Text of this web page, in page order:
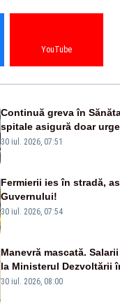
YouTube
Continuă greva în
spitale asigură doar
30 iul. 2026, 07:51
Fermierii ies în stradă,
Guvernului!
30 iul. 2026, 07:54
Manevră mascată.
la Ministerul Dezvoltării
ies în stradă
30 iul. 2026, 08:00